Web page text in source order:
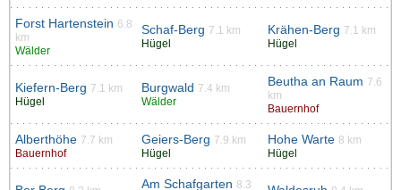
Forst Hartenstein 6.8
km
Wälder
Schaf-Berg 7.1 km
Hügel
Krähen-Berg 7.1 km
Hügel
Kiefern-Berg 7.1 km
Hügel
Burgwald 7.4 km
Wälder
Beutha an Raum 7.6
km
Bauernhof
Alberthöhe 7.7 km
Bauernhof
Geiers-Berg 7.9 km
Hügel
Hohe Warte 8 km
Hügel
Am Schafgarten 8.3